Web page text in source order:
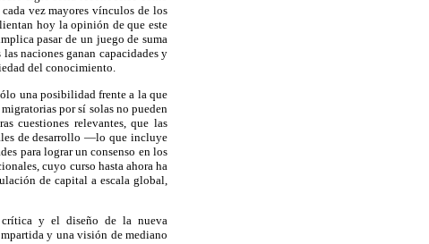
vez mayores vínculos de los
hoy la opinión de que este
pasar de un juego de suma
naciones ganan capacidades y
del conocimiento.
una posibilidad frente a la que
por sí solas no pueden
cuestiones relevantes, que las
de desarrollo —lo que incluye
para lograr un consenso en los
cuyo curso hasta ahora ha
de capital a escala global,
crítica y el diseño de la nueva
y una visión de mediano